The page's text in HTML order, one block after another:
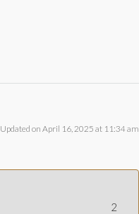
Updated on April 16, 2025 at 11:34 am
2